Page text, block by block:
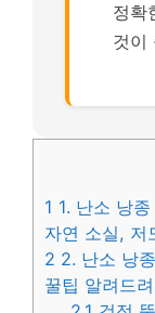
정확
것이
1 1. 난소 낭
자연 소실, 저
2 2. 난소 낭
꿀팁 알려드